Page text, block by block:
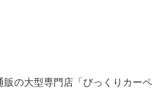
販の大型専門店「びっくりカーペ